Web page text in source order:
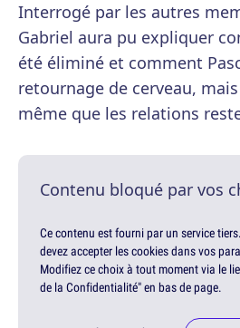
Interrogé par les autres
Gabriel aura pu expliquer
été éliminé et comment
retournage de cerveau,
même que les relations
Contenu bloqué par vos
Ce contenu est fourni par un service
devez accepter les cookies dans vos
Modifiez ce choix à tout moment via le
de la Confidentialité" en bas de page.